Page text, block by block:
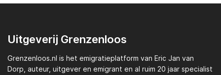
Uitgeverij Grenzenloos
Grenzenloos.nl is het emigratieplatform van Eric Jan van
Dorp, auteur, uitgever en emigrant en al ruim 20 jaar specialist